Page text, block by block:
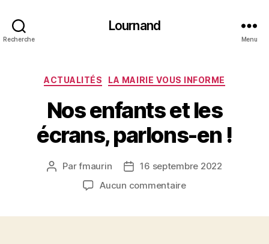
Recherche
Lournand
Menu
Catégories
ACTUALITÉS LA MAIRIE VOUS INFORME
Nos enfants et les
écrans, parlons-en !
Auteur
Parfmaurin
Date16 septembre 2022
Aucun commentairesur